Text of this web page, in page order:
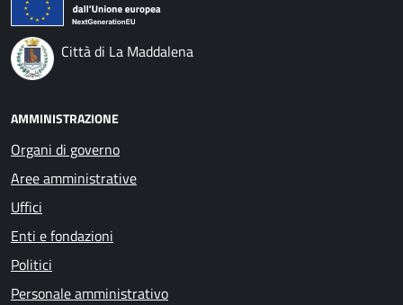
Città di La Maddalena
AMMINISTRAZIONE
Organi di governo
Aree amministrative
Uffici
Enti e fondazioni
Politici
Personale amministrativo